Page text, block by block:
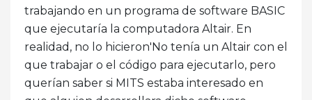
trabajando en un programa de software BASIC
que ejecutaría la computadora Altair. En
realidad, no lo hicieron'No tenía un Altair con el
que trabajar o el código para ejecutarlo, pero
querían saber si MITS estaba interesado en